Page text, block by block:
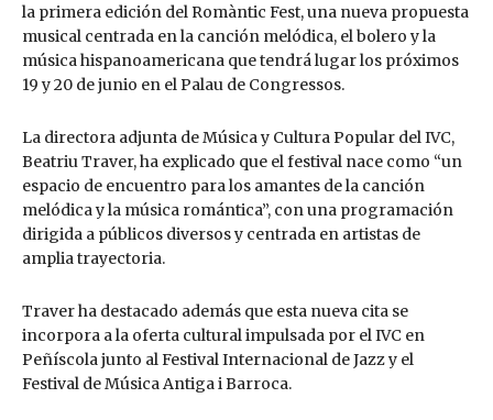
la primera edición del Romàntic Fest, una nueva propuesta
musical centrada en la canción melódica, el bolero y la
música hispanoamericana que tendrá lugar los próximos
19 y 20 de junio en el Palau de Congressos.
La directora adjunta de Música y Cultura Popular del IVC,
Beatriu Traver, ha explicado que el festival nace como “un
espacio de encuentro para los amantes de la canción
melódica y la música romántica”, con una programación
dirigida a públicos diversos y centrada en artistas de
amplia trayectoria.
Traver ha destacado además que esta nueva cita se
incorpora a la oferta cultural impulsada por el IVC en
Peñíscola junto al Festival Internacional de Jazz y el
Festival de Música Antiga i Barroca.